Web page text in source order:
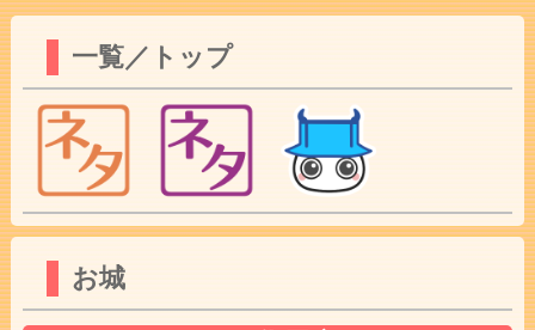
一覧／トップ
お城